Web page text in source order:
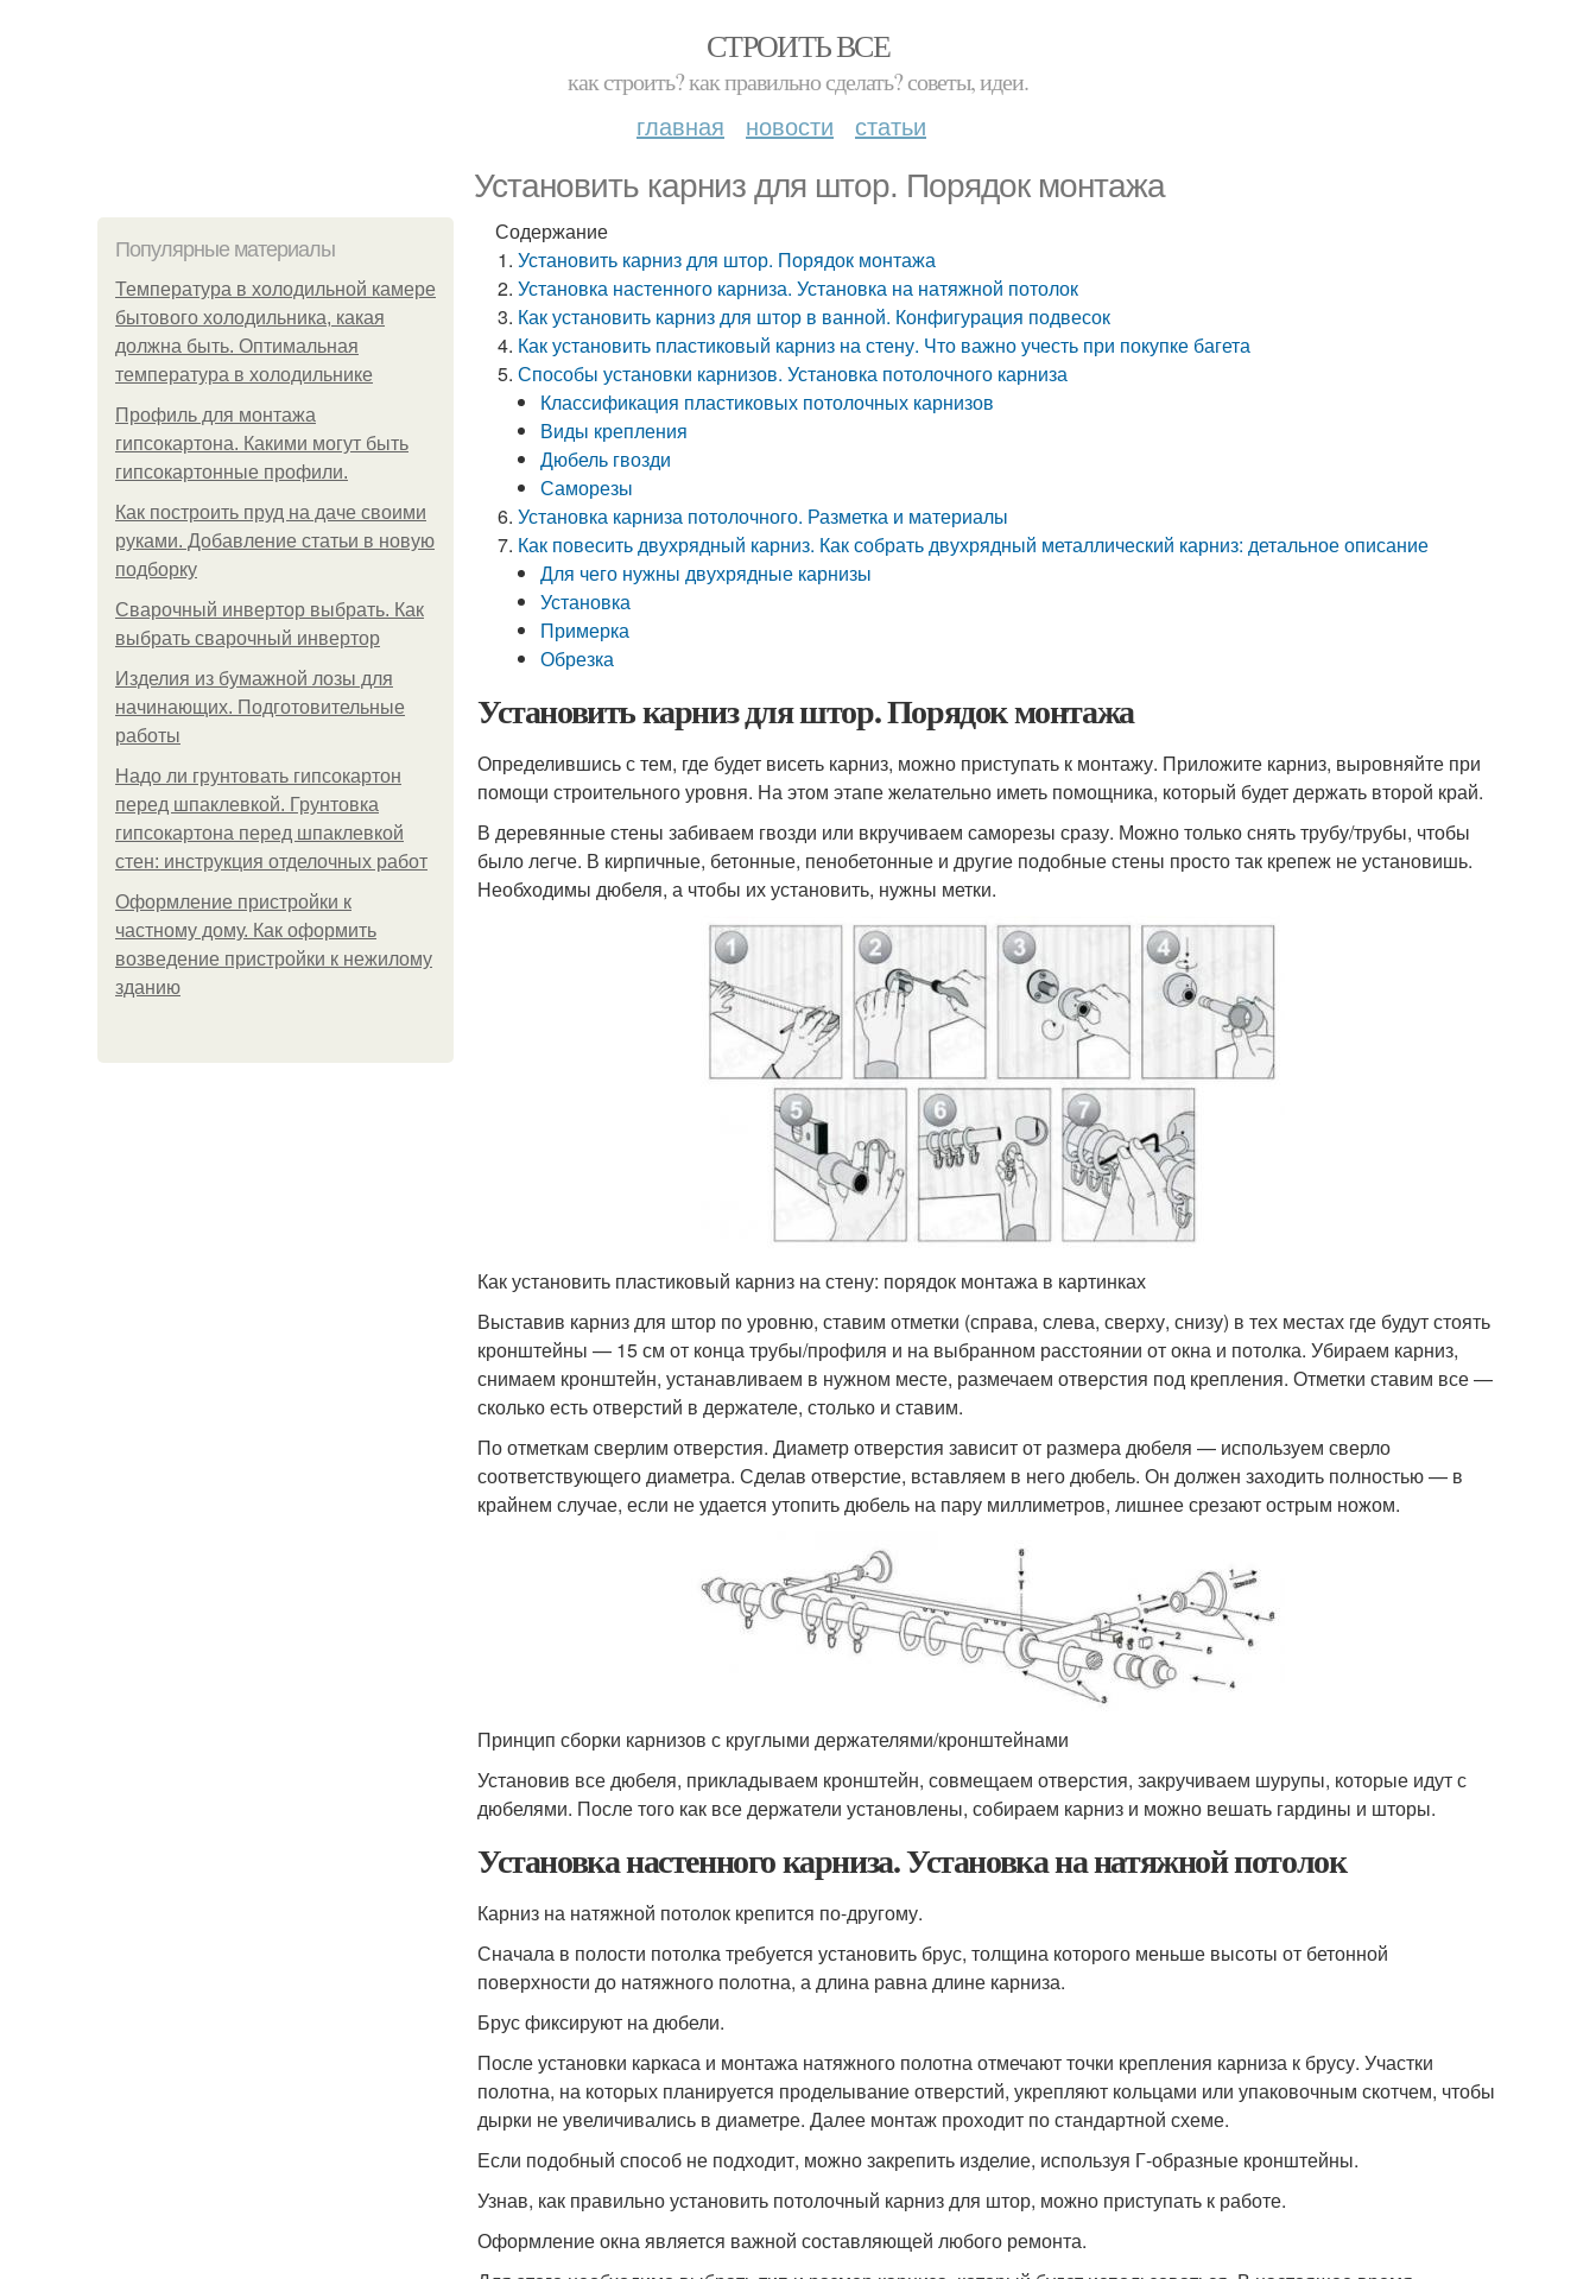
СТРОИТЬ ВСЕ
как строить? как правильно сделать? советы, идеи.
главная новости статьи
Установить карниз для штор. Порядок монтажа
Популярные материалы
Температура в холодильной камере
бытового холодильника, какая
должна быть. Оптимальная
температура в холодильнике
Профиль для монтажа
гипсокартона. Какими могут быть
гипсокартонные профили.
Как построить пруд на даче своими
руками. Добавление статьи в новую
подборку
Сварочный инвертор выбрать. Как
выбрать сварочный инвертор
Изделия из бумажной лозы для
начинающих. Подготовительные
работы
Надо ли грунтовать гипсокартон
перед шпаклевкой. Грунтовка
гипсокартона перед шпаклевкой
стен: инструкция отделочных работ
Оформление пристройки к
частному дому. Как оформить
возведение пристройки к нежилому
зданию
Содержание
Установить карниз для штор. Порядок монтажа
Установка настенного карниза. Установка на натяжной потолок
Как установить карниз для штор в ванной. Конфигурация подвесок
Как установить пластиковый карниз на стену. Что важно учесть при покупке багета
Способы установки карнизов. Установка потолочного карниза
Классификация пластиковых потолочных карнизов
Виды крепления
Дюбель гвозди
Саморезы
Установка карниза потолочного. Разметка и материалы
Как повесить двухрядный карниз. Как собрать двухрядный металлический карниз: детальное описание
Для чего нужны двухрядные карнизы
Установка
Примерка
Обрезка
Установить карниз для штор. Порядок монтажа
Определившись с тем, где будет висеть карниз, можно приступать к монтажу. Приложите карниз, выровняйте при
помощи строительного уровня. На этом этапе желательно иметь помощника, который будет держать второй край.
В деревянные стены забиваем гвозди или вкручиваем саморезы сразу. Можно только снять трубу/трубы, чтобы
было легче. В кирпичные, бетонные, пенобетонные и другие подобные стены просто так крепеж не установишь.
Необходимы дюбеля, а чтобы их установить, нужны метки.
Как установить пластиковый карниз на стену: порядок монтажа в картинках
Выставив карниз для штор по уровню, ставим отметки (справа, слева, сверху, снизу) в тех местах где будут стоять
кронштейны — 15 см от конца трубы/профиля и на выбранном расстоянии от окна и потолка. Убираем карниз,
снимаем кронштейн, устанавливаем в нужном месте, размечаем отверстия под крепления. Отметки ставим все —
сколько есть отверстий в держателе, столько и ставим.
По отметкам сверлим отверстия. Диаметр отверстия зависит от размера дюбеля — используем сверло
соответствующего диаметра. Сделав отверстие, вставляем в него дюбель. Он должен заходить полностью — в
крайнем случае, если не удается утопить дюбель на пару миллиметров, лишнее срезают острым ножом.
Принцип сборки карнизов с круглыми держателями/кронштейнами
Установив все дюбеля, прикладываем кронштейн, совмещаем отверстия, закручиваем шурупы, которые идут с
дюбелями. После того как все держатели установлены, собираем карниз и можно вешать гардины и шторы.
Установка настенного карниза. Установка на натяжной потолок
Карниз на натяжной потолок крепится по-другому.
Сначала в полости потолка требуется установить брус, толщина которого меньше высоты от бетонной
поверхности до натяжного полотна, а длина равна длине карниза.
Брус фиксируют на дюбели.
После установки каркаса и монтажа натяжного полотна отмечают точки крепления карниза к брусу. Участки
полотна, на которых планируется проделывание отверстий, укрепляют кольцами или упаковочным скотчем, чтобы
дырки не увеличивались в диаметре. Далее монтаж проходит по стандартной схеме.
Если подобный способ не подходит, можно закрепить изделие, используя Г-образные кронштейны.
Узнав, как правильно установить потолочный карниз для штор, можно приступать к работе.
Оформление окна является важной составляющей любого ремонта.